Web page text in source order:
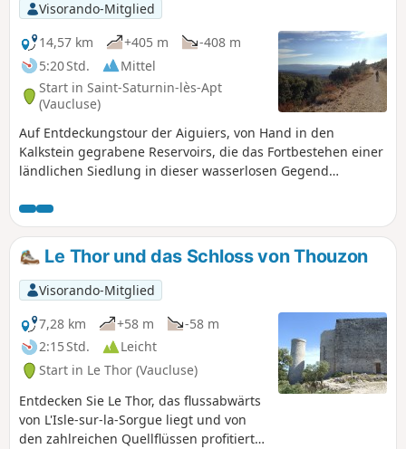
Visorando-Mitglied
14,57 km
+405 m
-408 m
5:20 Std.
Mittel
Start in Saint-Saturnin-lès-Apt
(Vaucluse)
Auf Entdeckungstour der Aiguiers, von Hand in den
Kalkstein gegrabene Reservoirs, die das Fortbestehen einer
ländlichen Siedlung in dieser wasserlosen Gegend
Le Thor und das Schloss von Thouzon
Visorando-Mitglied
7,28 km
+58 m
-58 m
2:15 Std.
Leicht
Start in Le Thor (Vaucluse)
Entdecken Sie Le Thor, das flussabwärts
von L'Isle-sur-la-Sorgue liegt und von
den zahlreichen Quellflüssen profitiert,